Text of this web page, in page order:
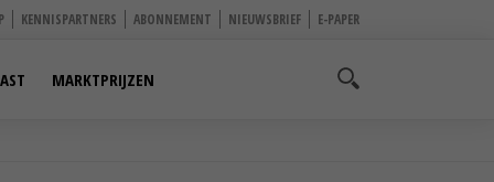
KENNISPARTNERS ABONNEMENT NIEUWSBRIEF E-PAPER
MARKTPRIJZEN